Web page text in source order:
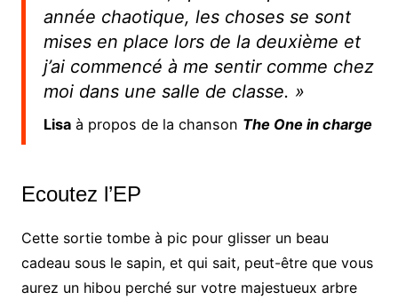
année chaotique, les choses se sont
mises en place lors de la deuxième et
j’ai commencé à me sentir comme chez
moi dans une salle de classe. »
Lisaà propos de la chanson The One in charge
Ecoutez l’EP
Cette sortie tombe à pic pour glisser un beau
cadeau sous le sapin, et qui sait, peut-être que vous
aurez un hibou perché sur votre majestueux arbre